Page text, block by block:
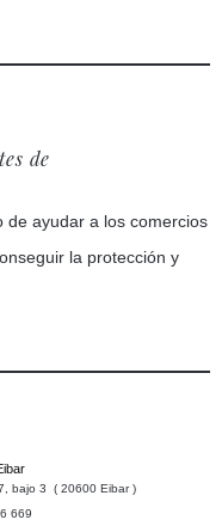
de
de ayudar a los comercios
la protección y
bajo 3 ( 20600 Eibar )
669